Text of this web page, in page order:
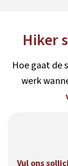
Hiker
Hoe gaat de
werk
Vul ons